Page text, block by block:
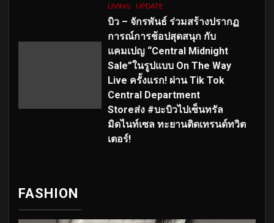
LIVING UPDATE
บิว – จักรพันธ์ ร่วมสร้างปรากฏ
การณ์การช้อปสุดสนุก กับ
แคมเปญ “Central Midnight
Sale”ในรูปแบบ On The Way
Live ครั้งแรก! ผ่าน Tik Tok
Central Department
Storeส่ง #บะบิวไปเซ็นทรัล
มิดไนท์เซล ทะยานติดเทรนด์ทวิต
เตอร์!
FASHION